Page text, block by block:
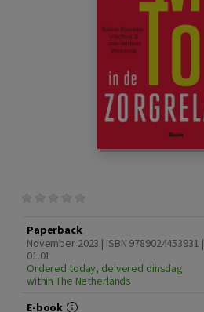
Paperback
November 2023 | ISBN 9789024453931 |
01.01
Ordered today, deivered dinsdag
within The Netherlands
E-book